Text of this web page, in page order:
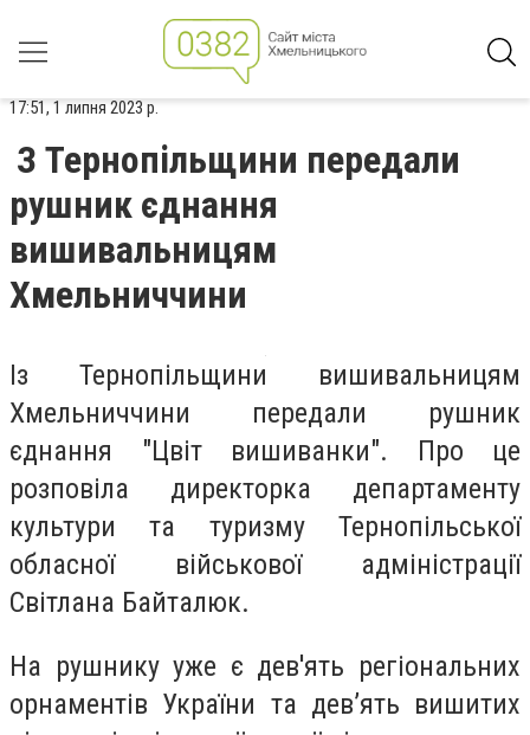
17:51, 1 липня 2023 р.
З Тернопільщини передали
рушник єднання
вишивальницям
Хмельниччини
Із Тернопільщини вишивальницям
Хмельниччини передали рушник
єднання "Цвіт вишиванки". Про це
розповіла директорка департаменту
культури та туризму Тернопільської
обласної військової адміністрації
Світлана Байталюк.
На рушнику уже є дев'ять регіональних
орнаментів України та дев’ять вишитих